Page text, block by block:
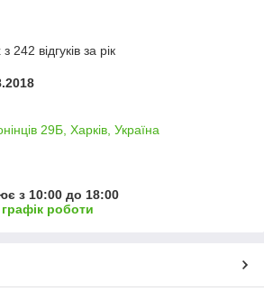
242 відгуків за рік
29Б, Харків, Україна
з 10:00 до 18:00
роботи